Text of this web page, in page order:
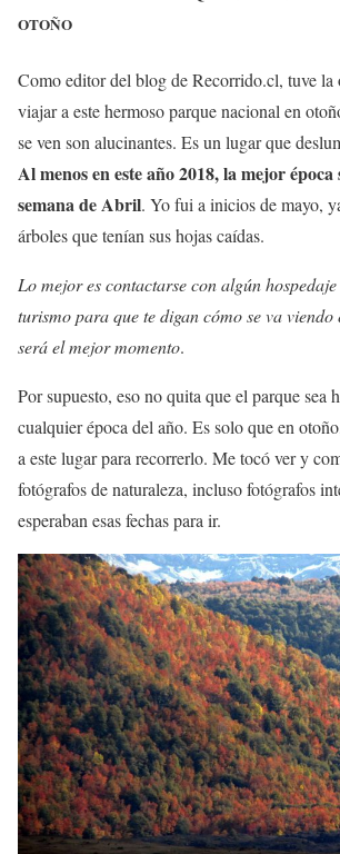
OTOÑO
Como editor del blog de Recorrido.cl, tuve la
viajar a este hermoso parque nacional en
se ven son alucinantes. Es un lugar que
Al menos en este año 2018, la mejor
semana de Abril. Yo fui a inicios de mayo,
árboles que tenían sus hojas caídas.
Lo mejor es contactarse con algún
turismo para que te digan cómo se va
será el mejor momento.
Por supuesto, eso no quita que el parque sea
cualquier época del año. Es solo que en
a este lugar para recorrerlo. Me tocó ver y
fotógrafos de naturaleza, incluso fotógrafos
esperaban esas fechas para ir.